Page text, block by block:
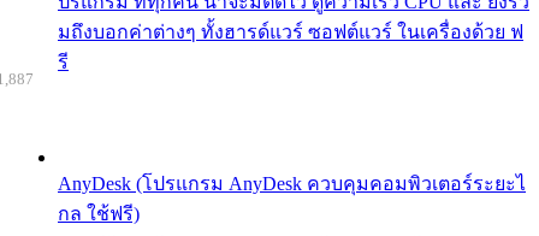
มถึงบอกค่าต่างๆ ทั้งฮารด์แวร์ ซอฟต์แวร์ ในเครื่องด้วย ฟ
รี
AnyDesk (โปรแกรม AnyDesk ควบคุมคอมพิวเตอร์ระยะไ
กล ใช้ฟรี)